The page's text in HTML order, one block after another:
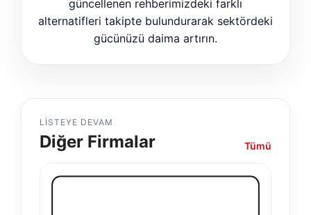
güncellenen rehberimizdeki farklı
alternatifleri takipte bulundurarak sektördeki
gücünüzü daima artırın.
LISTEYE DEVAM
Diğer Firmalar Tümü